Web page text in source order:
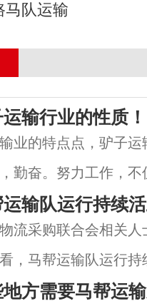
马队运输
输行业的性质！
业的特点点，驴子
勤奋。努力工作，
复一年地离开了家
恶劣的天气，始终跟
运输队运行持续
流采购联合会相关
，马帮运输队运行
区间。但物流运营
地方需要马帮运